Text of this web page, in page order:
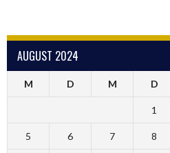
AUGUST 2024
M D M D
1
5 6 7 8